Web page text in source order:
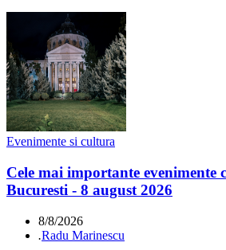
Evenimente si cultura
Cele mai importante evenimente
Bucuresti - 8 august 2026
8/8/2026
.Radu Marinescu